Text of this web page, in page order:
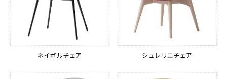
ネイボルチェア シュレリエチェア